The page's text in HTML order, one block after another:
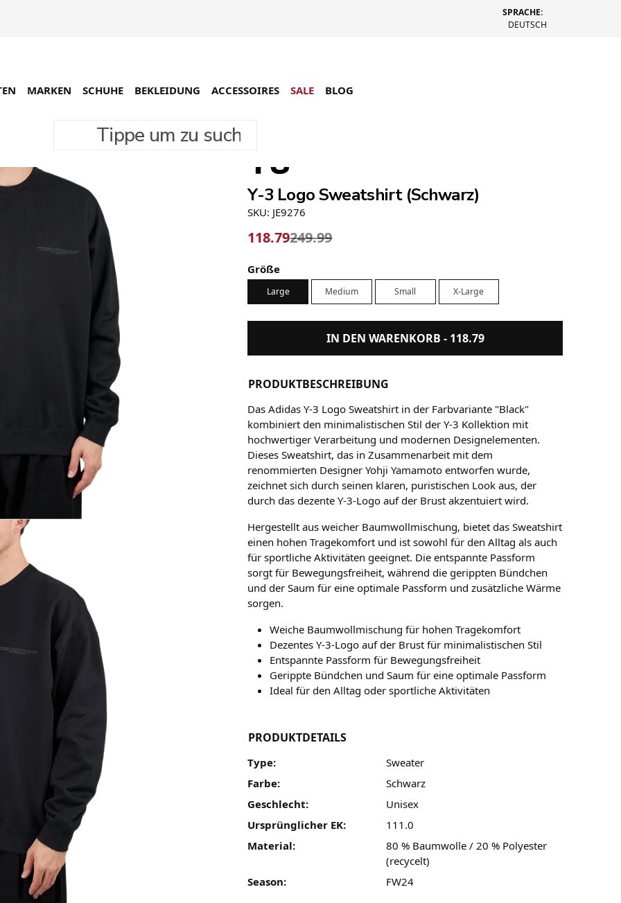
SPRACHE:
DEUTSCH
Tippe um zu suchen
MARKEN SCHUHE BEKLEIDUNG ACCESSOIRES SALE BLOG
Y-3 Logo Sweatshirt (Schwarz)
SKU: JE9276
118.79249.99
Größe
Large Medium Small X-Large
IN DEN WARENKORB - 118.79
PRODUKTBESCHREIBUNG
Das Adidas Y-3 Logo Sweatshirt in der Farbvariante "Black"
kombiniert den minimalistischen Stil der Y-3 Kollektion mit
hochwertiger Verarbeitung und modernen Designelementen.
Dieses Sweatshirt, das in Zusammenarbeit mit dem
renommierten Designer Yohji Yamamoto entworfen wurde,
zeichnet sich durch seinen klaren, puristischen Look aus, der
durch das dezente Y-3-Logo auf der Brust akzentuiert wird.
Hergestellt aus weicher Baumwollmischung, bietet das Sweatshirt
einen hohen Tragekomfort und ist sowohl für den Alltag als auch
für sportliche Aktivitäten geeignet. Die entspannte Passform
sorgt für Bewegungsfreiheit, während die gerippten Bündchen
und der Saum für eine optimale Passform und zusätzliche Wärme
sorgen.
Weiche Baumwollmischung für hohen Tragekomfort
Dezentes Y-3-Logo auf der Brust für minimalistischen Stil
Entspannte Passform für Bewegungsfreiheit
Gerippte Bündchen und Saum für eine optimale Passform
Ideal für den Alltag oder sportliche Aktivitäten
PRODUKTDETAILS
Type:
Sweater
Farbe:
Schwarz
Geschlecht:
Unisex
Ursprünglicher EK:
111.0
Material:
80 % Baumwolle / 20 % Polyester
(recycelt)
Season:
FW24